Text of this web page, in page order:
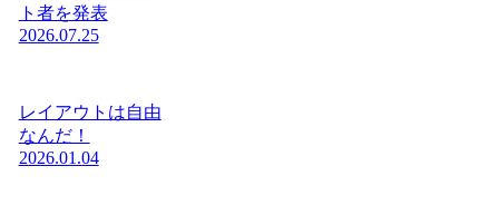
ト者を発表
2026.07.25
レイアウトは自由
なんだ！
2026.01.04